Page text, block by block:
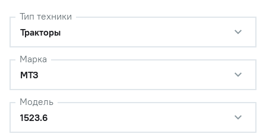
Тип техники
Тракторы
Марка
МТЗ
Модель
1523.6